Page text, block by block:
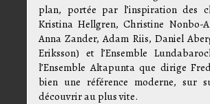
plan, portée par l’inspiration des
Kristina Hellgren, Christine Nonbo-
Anna Zander, Adam Riis, Daniel
Eriksson) et l’Ensemble
l’Ensemble Altapunta que dirige
bien une référence moderne, sur
découvrir au plus vite.